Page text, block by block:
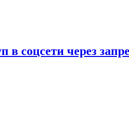
в соцсети через